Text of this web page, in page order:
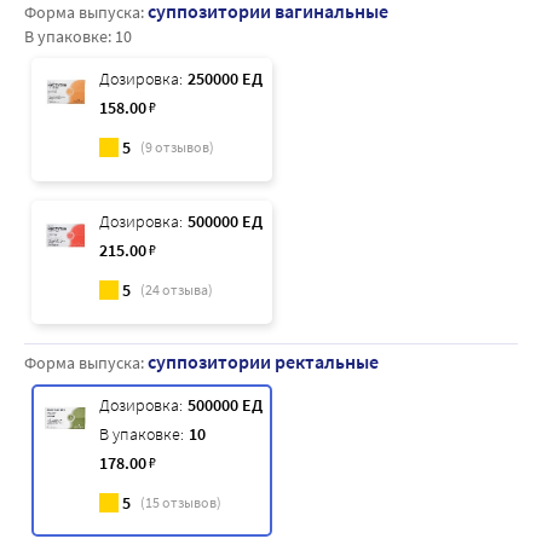
Форма выпуска:суппозитории вагинальные
В упаковке: 10
Дозировка: 250000 ЕД
158.00₽
5 (9отзывов)
Дозировка: 500000 ЕД
215.00₽
5 (24отзыва)
Форма выпуска:суппозитории ректальные
Дозировка: 500000 ЕД
В упаковке: 10
178.00₽
5 (15отзывов)